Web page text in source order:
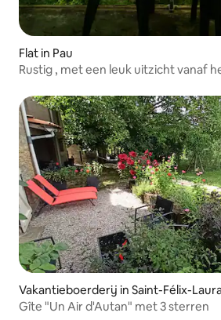
Flat in Pau
Rustig , met een leuk uitzicht vanaf
Vakantieboerderij in Saint-Félix-
Gîte "Un Air d'Autan" met 3 sterren